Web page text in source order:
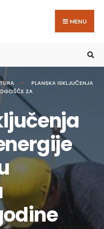
MENU
PLANSKA ISKLJUČENJA
ZA